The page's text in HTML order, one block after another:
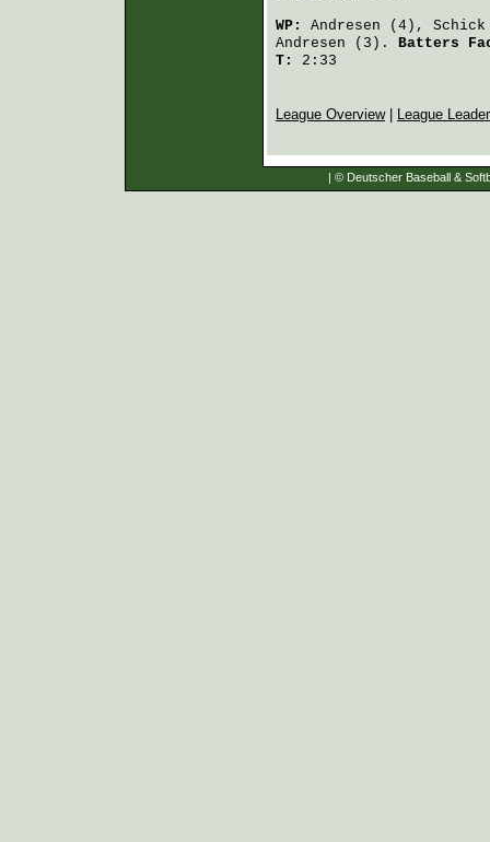
WP: Andresen (4), Schick
Andresen (3). Batters
T:
2:33
League Overview| League
| © Deutscher Baseball &